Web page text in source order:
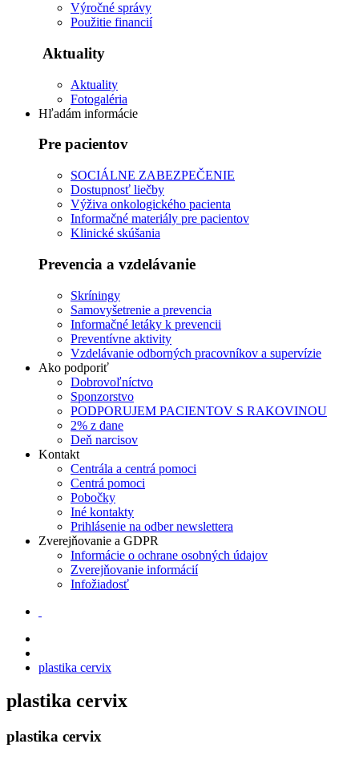
Výročné správy
Použitie financií
Aktuality
Aktuality
Fotogaléria
Hľadám informácie
Pre pacientov
SOCIÁLNE ZABEZPEČENIE
Dostupnosť liečby
Výživa onkologického pacienta
Informačné materiály pre pacientov
Klinické skúšania
Prevencia a vzdelávanie
Skríningy
Samovyšetrenie a prevencia
Informačné letáky k prevencii
Preventívne aktivity
Vzdelávanie odborných pracovníkov a supervízie
Ako podporiť
Dobrovoľníctvo
Sponzorstvo
PODPORUJEM PACIENTOV S RAKOVINOU
2% z dane
Deň narcisov
Kontakt
Centrála a centrá pomoci
Centrá pomoci
Pobočky
Iné kontakty
Prihlásenie na odber newslettera
Zverejňovanie a GDPR
Informácie o ochrane osobných údajov
Zverejňovanie informácií
Infožiadosť
plastika cervix
plastika cervix
plastika cervix
a štruktúru
webovej
základe
používania
webovej
stránky.
spokojnosť
Aby naša
stránka počas
vašej návštevy
fungovala čo
tieto súbory
odmietnete,
niektoré
funkcie z
webovej
stránky zmiznú.
Marketing
Zdieľaním
záujmov a
správania
počas návštevy
našej stránky
zvyšujete šancu
na zobrazenie
kvalitnejšie
prispôsobeného
obsahu a